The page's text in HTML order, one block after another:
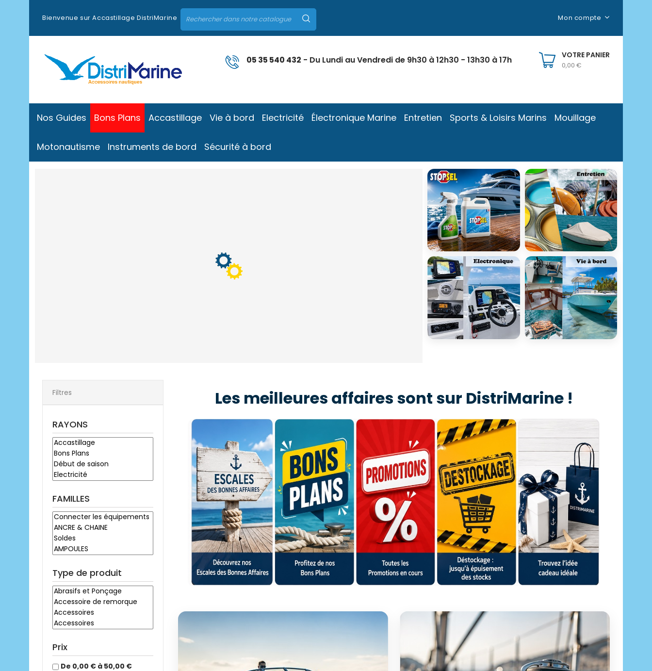
Bienvenue sur Accastillage DistriMarine Mon compte
VOTRE PANIER
0,00 €
05 35 540 432 - Du Lundi au Vendredi de 9h30 à 12h30 - 13h30 à 17h
Nos Guides Bons Plans Accastillage Vie à bord Electricité Électronique Marine Entretien Sports & Loisirs Marins Mouillage
Motonautisme Instruments de bord Sécurité à bord
Filtres
RAYONS
FAMILLES
Type de produit
Prix
De 0,00 € à 50,00 €
Les meilleures affaires sont sur DistriMarine !
Escales des bonnes affairesBons Plans Promotions Déstockage